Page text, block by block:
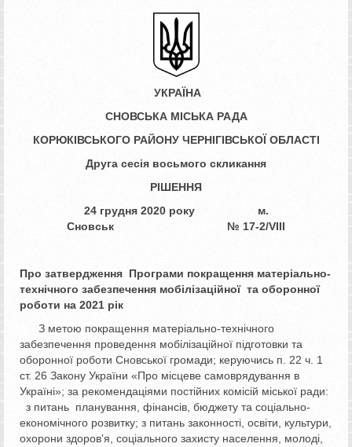
УКРАЇНА
СНОВСЬКА МІСЬКА РАДА
КОРЮКІВСЬКОГО РАЙОНУ ЧЕРНІГІВСЬКОЇ ОБЛАСТІ
Друга сесія восьмого скликання
РІШЕННЯ
24 грудня 2020 року м.
Сновськ № 17­­­-2/VIIІ
Про затвердження Програми покращення матеріально-
технічного забезпечення мобілізаційної та оборонної
роботи на 2021 рік
З метою покращення матеріально-технічного
забезпечення проведення мобілізаційної підготовки та
оборонної роботи Сновської громади; керуючись п. 22 ч. 1
ст. 26 Закону України «Про місцеве самоврядування в
Україні»; за рекомендаціями постійних комісій міської ради:
з питань планування, фінансів, бюджету та соціально-
економічного розвитку; з питань законності, освіти, культури,
охорони здоров’я, соціального захисту населення, молоді,